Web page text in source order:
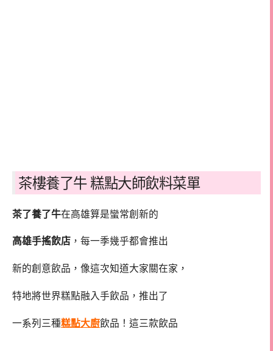
茶樓養了牛 糕點大師飲料菜單
茶了養了牛在高雄算是蠻常創新的
高雄手搖飲店 ，每一季幾乎都會推出
新的創意飲品，像這次知道大家關在家，
特地將世界糕點融入手飲品，推出了
一系列三種糕點大廚飲品！這三款飲品